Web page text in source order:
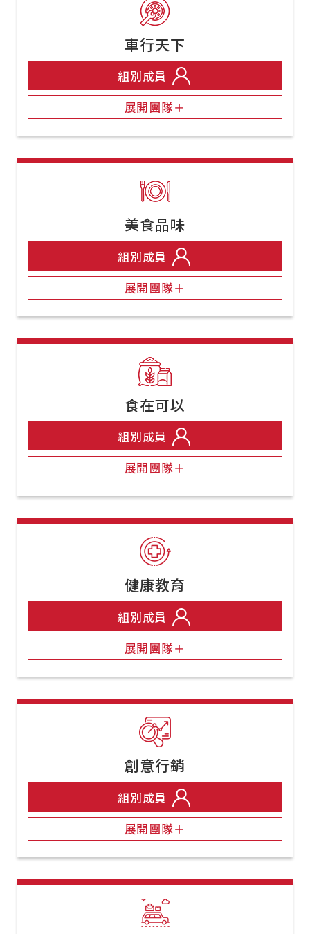
車行天下
組別成員
展開團隊＋
美食品味
組別成員
展開團隊＋
食在可以
組別成員
展開團隊＋
健康教育
組別成員
展開團隊＋
創意行銷
組別成員
展開團隊＋